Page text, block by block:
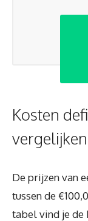
Kosten
vergelijken
De prijzen van
tussen de
tabel vind je de